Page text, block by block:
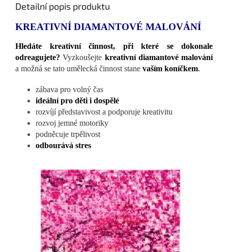
Detailní popis produktu
KREATIVNÍ DIAMANTOVÉ MALOVÁNÍ
Hledáte kreativní činnost, při které se dokonale
odreagujete? Vyzkoušejte kreativní diamantové malování
a možná se tato umělecká činnost stane vaším koníčkem.
zábava pro volný čas
ideální pro děti i dospělé
rozvíjí představivost a podporuje kreativitu
rozvoj jemné motoriky
podněcuje trpělivost
odbourává stres